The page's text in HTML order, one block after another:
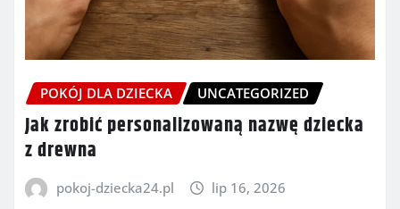
POKÓJ DLA DZIECKA UNCATEGORIZED
Jak zrobić personalizowaną nazwę dziecka
z drewna
pokoj-dziecka24.pl lip 16, 2026